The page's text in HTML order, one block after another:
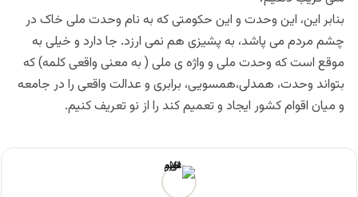
بنابر این، این وحدت و این حکومتی که به نام وحدت ملی خاک در
چشم مردم می پاشد، به پشیزی هم نمی ارزد. جا دارد و خیلی به
موقع است که وحدت ملی و واژه ی ملی ( به معنی واقعی کلمه) که
بتواند وحدت، همدلی،همسویی، برابری و عدالت واقعی را در جامعه
و میان اقوام کشور ایجاد و تعمیم کند را از نو تعریف کنیم.